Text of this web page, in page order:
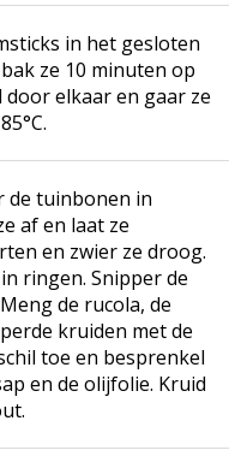
in het gesloten
ze 10 minuten op
door elkaar en gaar ze
de tuinbonen in
af en laat ze
en zwier ze droog.
ringen. Snipper de
de rucola, de
kruiden met de
toe en besprenkel
en de olijfolie. Kruid